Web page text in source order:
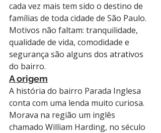
cada vez mais tem sido o destino de
famílias de toda cidade de São Paulo.
Motivos não faltam: tranquilidade,
qualidade de vida, comodidade e
segurança são alguns dos atrativos
do bairro.
A origem
A história do bairro Parada Inglesa
conta com uma lenda muito curiosa.
Morava na região um inglês
chamado William Harding, no século